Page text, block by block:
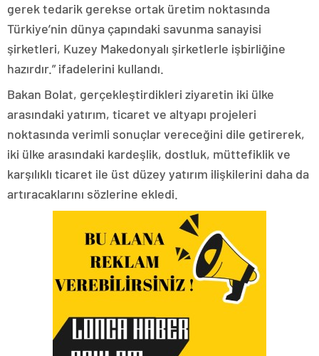
gerek tedarik gerekse ortak üretim noktasında
Türkiye’nin dünya çapındaki savunma sanayisi
şirketleri, Kuzey Makedonyalı şirketlerle işbirliğine
hazırdır.” ifadelerini kullandı.
Bakan Bolat, gerçekleştirdikleri ziyaretin iki ülke
arasındaki yatırım, ticaret ve altyapı projeleri
noktasında verimli sonuçlar vereceğini dile getirerek,
iki ülke arasındaki kardeşlik, dostluk, müttefiklik ve
karşılıklı ticaret ile üst düzey yatırım ilişkilerini daha da
artıracaklarını sözlerine ekledi.